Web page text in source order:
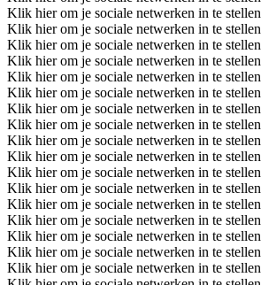
Klik hier om je sociale netwerken in te stellen
Klik hier om je sociale netwerken in te stellen
Klik hier om je sociale netwerken in te stellen
Klik hier om je sociale netwerken in te stellen
Klik hier om je sociale netwerken in te stellen
Klik hier om je sociale netwerken in te stellen
Klik hier om je sociale netwerken in te stellen
Klik hier om je sociale netwerken in te stellen
Klik hier om je sociale netwerken in te stellen
Klik hier om je sociale netwerken in te stellen
Klik hier om je sociale netwerken in te stellen
Klik hier om je sociale netwerken in te stellen
Klik hier om je sociale netwerken in te stellen
Klik hier om je sociale netwerken in te stellen
Klik hier om je sociale netwerken in te stellen
Klik hier om je sociale netwerken in te stellen
Klik hier om je sociale netwerken in te stellen